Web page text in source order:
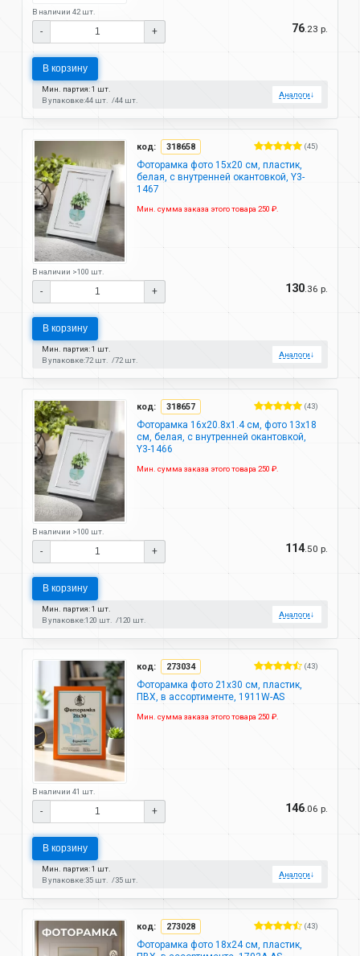
В наличии 42 шт.
- + 76 .23 р.
В корзину
Мин. партия: 1 шт.
В упаковке:44 шт. 44 шт.
Аналоги↓
код: 318658 (45)
Фоторамка фото 15х20 см, пластик,
белая, с внутренней окантовкой, Y3-
1467
Мин. сумма заказа этого товара 250 ₽.
В наличии >100 шт.
- + 130 .36 р.
В корзину
Мин. партия: 1 шт.
В упаковке:72 шт. 72 шт.
Аналоги↓
код: 318657 (43)
Фоторамка 16х20.8х1.4 см, фото 13х18
см, белая, с внутренней окантовкой,
Y3-1466
Мин. сумма заказа этого товара 250 ₽.
В наличии >100 шт.
- + 114.50 р.
В корзину
Мин. партия: 1 шт.
В упаковке:120 шт. 120 шт.
Аналоги↓
код: 273034 (43)
Фоторамка фото 21х30 см, пластик,
ПВХ, в ассортименте, 1911W-AS
Мин. сумма заказа этого товара 250 ₽.
В наличии 41 шт.
- + 146 .06 р.
В корзину
Мин. партия: 1 шт.
В упаковке:35 шт. 35 шт.
Аналоги↓
код: 273028 (43)
Фоторамка фото 18х24 см, пластик,